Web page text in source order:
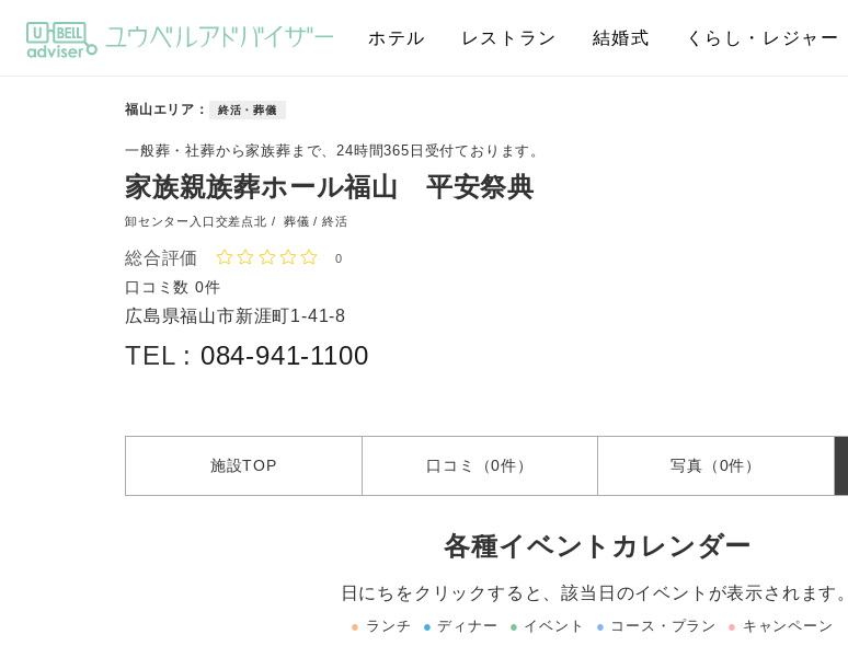
ホテル レストラン 結婚式 くらし・レジャー
福山エリア 終活・葬儀
一般葬・社葬から家族葬まで、24時間365日受付ております。
家族親族葬ホール福山 平安祭典
卸センター入口交差点北 / 葬儀 / 終活
総合評価 0
口コミ数 0件
広島県福山市新涯町1-41-8
TEL : 084-941-1100
施設TOP 口コミ （0件） 写真 （0件）
各種イベントカレンダー
日にちをクリックすると、該当日のイベントが表示されます。
● ランチ ● ディナー ● イベント ● コース・プラン ● キャンペーン